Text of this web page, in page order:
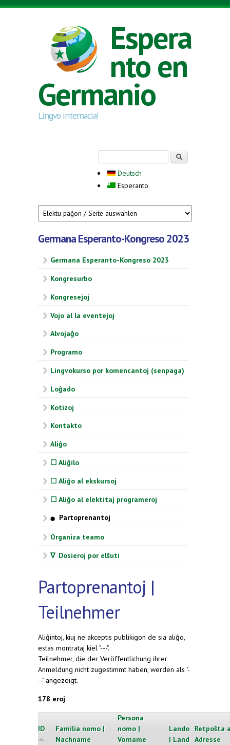
Skip to main content
Espera
nto en
Germanio
Lingvo internacia!
Deutsch
Esperanto
Germana Esperanto-Kongreso 2023
Germana Esperanto-Kongreso 2023
Kongresurbo
Kongresejoj
Vojo al la eventejoj
Alvojaĝo
Programo
Lingvokurso por komencantoj (senpaga)
Loĝado
Kotizoj
Kontakto
Aliĝo
☐ Aliĝilo
☐ Aliĝo al ekskursoj
☐ Aliĝo al elektitaj programeroj
⬤ Partoprenantoj
Organiza teamo
∇ Dosieroj por elŝuti
Partoprenantoj |
Teilnehmer
Aliĝintoj, kiuj ne akceptis publikigon de sia aliĝo,
estas montrataj kiel "---".
Teilnehmer, die der Veröffentlichung ihrer
Anmeldung nicht zugestimmt haben, werden als "-
--" angezeigt.
178 eroj
ID
Familia nomo |
Nachname
Persona
nomo |
Vorname
Lando
| Land
Retpoŝta
Adresse